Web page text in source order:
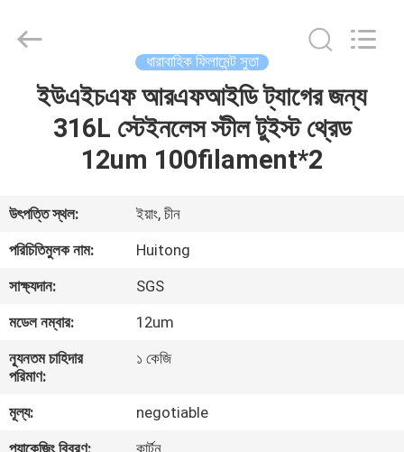
ভিডিও
আমাদের
Materials
Reserved.
ধারাবাহিক ফিলামেন্ট সুতা
ইউএইচএফ আরএফআইডি ট্যাগের জন্য
316L স্টেইনলেস স্টীল টুইস্ট থ্রেড
12um 100filament*2
উৎপত্তি স্থল:
ইয়াং, চীন
পরিচিতিমুলক নাম:
Huitong
সাক্ষ্যদান:
SGS
মডেল নম্বার:
12um
ন্যূনতম চাহিদার
পরিমাণ:
১ কেজি
মূল্য:
negotiable